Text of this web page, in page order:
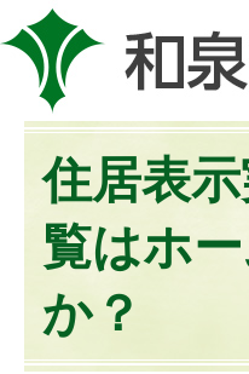
住居表
覧はホ
か？